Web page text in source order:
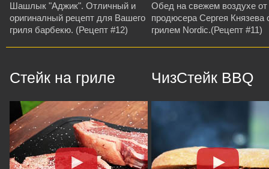
Шашлык "Аджик". Отличный и
оригиналный рецепт для Вашего
гриля барбекю. (Рецепт #12)
Обед на свежем воздухе от
продюсера Сергея Князева
грилем Nordic.(Рецепт #11)
Стейк на гриле ЧизСтейк BBQ